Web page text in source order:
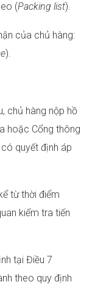
(Packing list).
của chủ hàng:
).
chủ hàng nộp hồ
hoặc Cổng thông
quyết định áp
từ thời điểm
kiểm tra tiến
tại Điều 7
theo quy định